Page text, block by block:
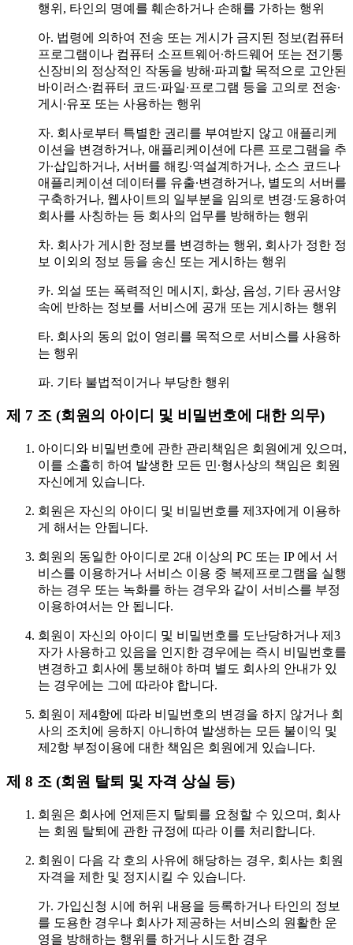
행위, 타인의 명예를 훼손하거나 손해를 가하는 행위
아. 법령에 의하여 전송 또는 게시가 금지된 정보(컴퓨터
프로그램이나 컴퓨터 소프트웨어∙하드웨어 또는 전기통
신장비의 정상적인 작동을 방해∙파괴할 목적으로 고안된
바이러스∙컴퓨터 코드∙파일∙프로그램 등을 고의로 전송∙
게시∙유포 또는 사용하는 행위
자. 회사로부터 특별한 권리를 부여받지 않고 애플리케
이션을 변경하거나, 애플리케이션에 다른 프로그램을 추
가∙삽입하거나, 서버를 해킹∙역설계하거나, 소스 코드나
애플리케이션 데이터를 유출∙변경하거나, 별도의 서버를
구축하거나, 웹사이트의 일부분을 임의로 변경∙도용하여
회사를 사칭하는 등 회사의 업무를 방해하는 행위
차. 회사가 게시한 정보를 변경하는 행위, 회사가 정한 정
보 이외의 정보 등을 송신 또는 게시하는 행위
카. 외설 또는 폭력적인 메시지, 화상, 음성, 기타 공서양
속에 반하는 정보를 서비스에 공개 또는 게시하는 행위
타. 회사의 동의 없이 영리를 목적으로 서비스를 사용하
는 행위
파. 기타 불법적이거나 부당한 행위
제 7 조 (회원의 아이디 및 비밀번호에 대한 의무)
아이디와 비밀번호에 관한 관리책임은 회원에게 있으며,
이를 소홀히 하여 발생한 모든 민∙형사상의 책임은 회원
자신에게 있습니다.
회원은 자신의 아이디 및 비밀번호를 제3자에게 이용하
게 해서는 안됩니다.
회원의 동일한 아이디로 2대 이상의 PC 또는 IP 에서 서
비스를 이용하거나 서비스 이용 중 복제프로그램을 실행
하는 경우 또는 녹화를 하는 경우와 같이 서비스를 부정
이용하여서는 안 됩니다.
회원이 자신의 아이디 및 비밀번호를 도난당하거나 제3
자가 사용하고 있음을 인지한 경우에는 즉시 비밀번호를
변경하고 회사에 통보해야 하며 별도 회사의 안내가 있
는 경우에는 그에 따라야 합니다.
회원이 제4항에 따라 비밀번호의 변경을 하지 않거나 회
사의 조치에 응하지 아니하여 발생하는 모든 불이익 및
제2항 부정이용에 대한 책임은 회원에게 있습니다.
제 8 조 (회원 탈퇴 및 자격 상실 등)
회원은 회사에 언제든지 탈퇴를 요청할 수 있으며, 회사
는 회원 탈퇴에 관한 규정에 따라 이를 처리합니다.
회원이 다음 각 호의 사유에 해당하는 경우, 회사는 회원
자격을 제한 및 정지시킬 수 있습니다.
가. 가입신청 시에 허위 내용을 등록하거나 타인의 정보
를 도용한 경우나 회사가 제공하는 서비스의 원활한 운
영을 방해하는 행위를 하거나 시도한 경우